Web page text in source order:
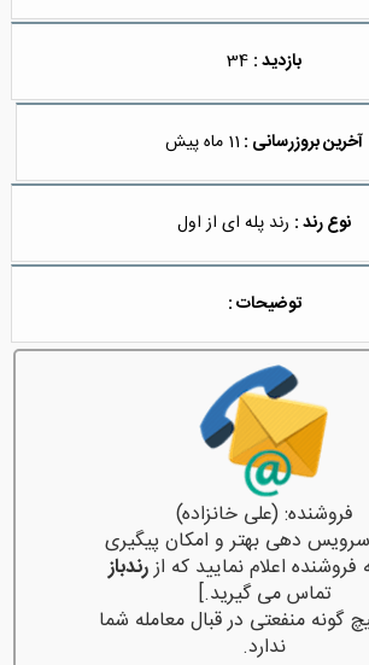
بازدید :
آخرین بروزرسانی : 11 ماه پیش
نوع رند : رند پله ای از اول
توضیحات :
فروشنده: (علی خانزاده)
دهی بهتر و امکان پیگیری
فروشنده اعلام نمایید که ازرندباز
تماس می گیرید.]
گونه منفعتی در قبال معامله شما
ندارد.